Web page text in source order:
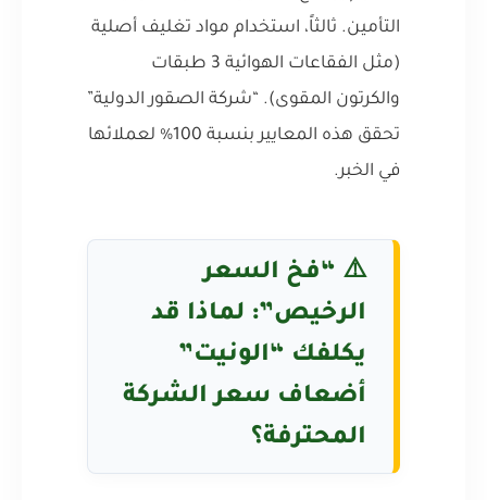
التأمين. ثالثاً، استخدام مواد تغليف أصلية
(مثل الفقاعات الهوائية 3 طبقات
والكرتون المقوى). “شركة الصقور الدولية”
تحقق هذه المعايير بنسبة 100% لعملائها
في الخبر.
⚠️ “فخ السعر
الرخيص”: لماذا قد
يكلفك “الونيت”
أضعاف سعر الشركة
المحترفة؟